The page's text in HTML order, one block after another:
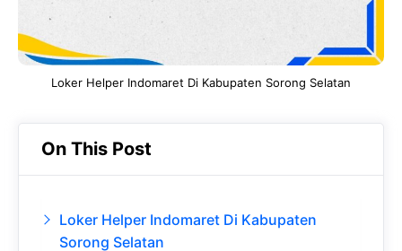
Loker Helper Indomaret Di Kabupaten Sorong Selatan
On This Post
Loker Helper Indomaret Di Kabupaten
Sorong Selatan